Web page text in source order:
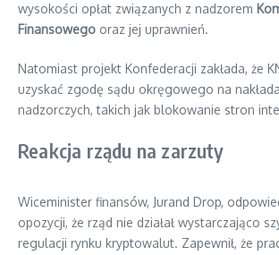
wysokości opłat związanych z nadzorem
Finansowego oraz jej uprawnień.
Natomiast projekt Konfederacji zakłada, że
uzyskać zgodę sądu okręgowego na
nadzorczych, takich jak blokowanie stron
Reakcja rządu na zarzuty
Wiceminister finansów, Jurand Drop,
opozycji, że rząd nie działał wystarczająco
regulacji rynku kryptowalut. Zapewnił, że